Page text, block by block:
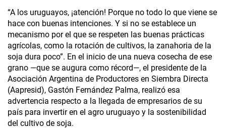
“A los uruguayos, ¡atención! Porque no todo lo que viene se
hace con buenas intenciones. Y si no se establece un
mecanismo por el que se respeten las buenas prácticas
agrícolas, como la rotación de cultivos, la zanahoria de la
soja dura poco”. En el inicio de una nueva cosecha de ese
grano —que se augura como récord—, el presidente de la
Asociación Argentina de Productores en Siembra Directa
(Aapresid), Gastón Fernández Palma, realizó esa
advertencia respecto a la llegada de empresarios de su
país para invertir en el agro uruguayo y la sostenibilidad
del cultivo de soja.